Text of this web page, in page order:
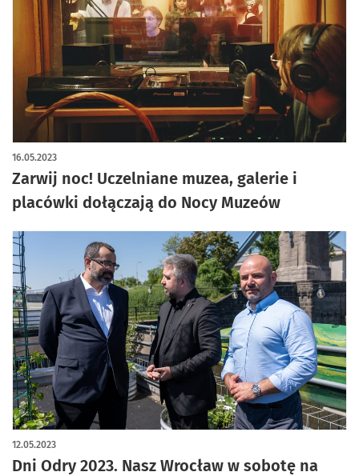
Zarwij noc! Uczelniane muzea, galerie i
placówki dołączają do Nocy Muzeów
16.05.2023
Dni Odry 2023. Nasz Wrocław w sobotę na
12.05.2023